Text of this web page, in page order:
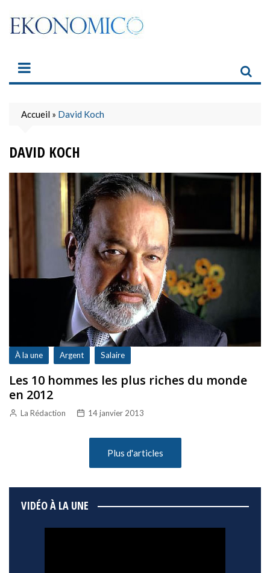
content
Accueil » David Koch
DAVID KOCH
À la une Argent Salaire
Les 10 hommes les plus riches du monde
en 2012
La Rédaction 14 janvier 2013
Plus d'articles
VIDÉO À LA UNE